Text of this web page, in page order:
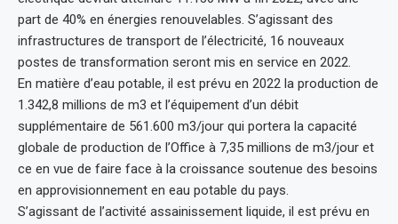
part de 40% en énergies renouvelables. S’agissant des
infrastructures de transport de l’électricité, 16 nouveaux
postes de transformation seront mis en service en 2022.
En matière d’eau potable, il est prévu en 2022 la production de
1.342,8 millions de m3 et l’équipement d’un débit
supplémentaire de 561.600 m3/jour qui portera la capacité
globale de production de l’Office à 7,35 millions de m3/jour et
ce en vue de faire face à la croissance soutenue des besoins
en approvisionnement en eau potable du pays.
S’agissant de l’activité assainissement liquide, il est prévu en